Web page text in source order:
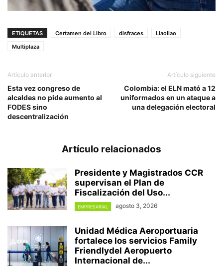
ETIQUETAS Certamen del Libro disfraces
Llaollao
Multiplaza
Artículo anterior
Esta vez congreso de
alcaldes no pide aumento al
FODES sino
descentralización
Artículo siguiente
Colombia: el ELN mató a 12
uniformados en un ataque a
una delegación electoral
Artículo relacionados
Presidente y Magistrados CCR
supervisan el Plan de
Fiscalización del Uso...
EMPRESARIAL agosto 3, 2026
Unidad Médica Aeroportuaria
fortalece los servicios Family
Friendlydel Aeropuerto
Internacional de...